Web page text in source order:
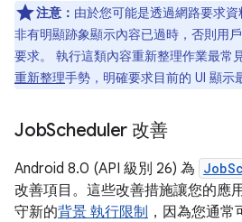
注意： 由於您可能是透過網路要求
非有明顯跡象顯示內容已過時，否則用
要求。 執行這類內容重新整理作業最常
重新整理手勢，明確要求目前的 UI 顯示
JobScheduler 改善
Android 8.0 (API 級別 26) 為
改善項目。這些改善措施讓您的應
守新的背景 執行限制 ，因為您通